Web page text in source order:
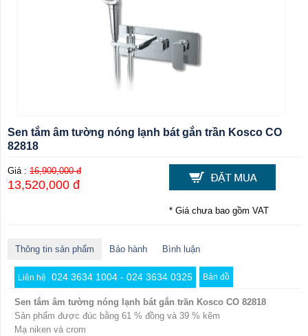
Sen tắm âm tường nóng lạnh bát gắn trần Kosco CO
82818
Giá : 16,900,000 đ
13,520,000 đ
* Giá chưa bao gồm VAT
Thông tin sản phẩm Bảo hành Bình luận
Liên hệ 024 3634 1004 - 024 3634 0325 Bản đồ
Sen tắm âm tường nóng lạnh bát gắn trần Kosco CO 82818
Sản phẩm được đúc bằng 61 % đồng và 39 % kẽm
Mạ niken và crom